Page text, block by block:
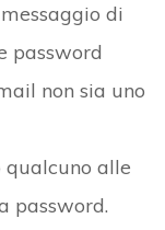
di
password
non sia uno
qualcuno alle
password.